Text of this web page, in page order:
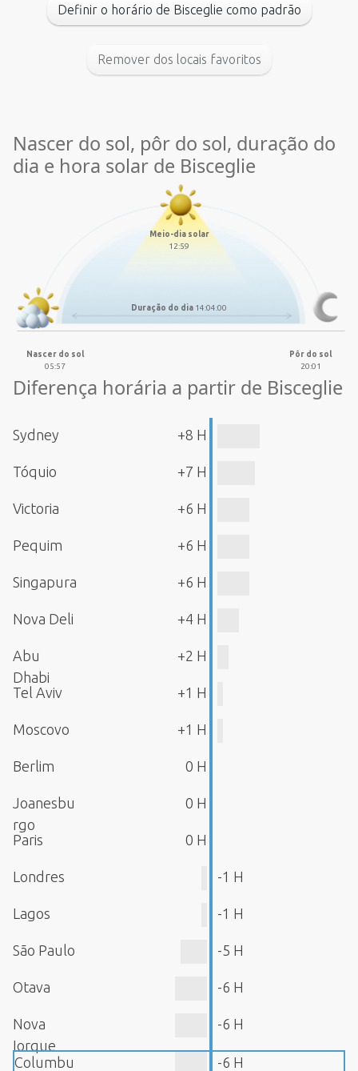
Definir o horário de Bisceglie como padrão
Remover dos locais favoritos
Nascer do sol, pôr do sol, duração do
dia e hora solar de Bisceglie
Meio-dia solar
12:59
Duração do dia 14:04:00
Nascer do sol
05:57
Pôr do sol
20:01
Diferença horária a partir de Bisceglie
Sydney +8 H
Tóquio +7 H
Victoria +6 H
Pequim +6 H
Singapura +6 H
Nova Deli +4 H
Abu
Dhabi
+2 H
Tel Aviv +1 H
Moscovo +1 H
Berlim 0 H
Joanesbu
rgo
0 H
Paris 0 H
Londres -1 H
Lagos -1 H
São Paulo -5 H
Otava -6 H
Nova
Iorque
-6 H
Columbu -6 H